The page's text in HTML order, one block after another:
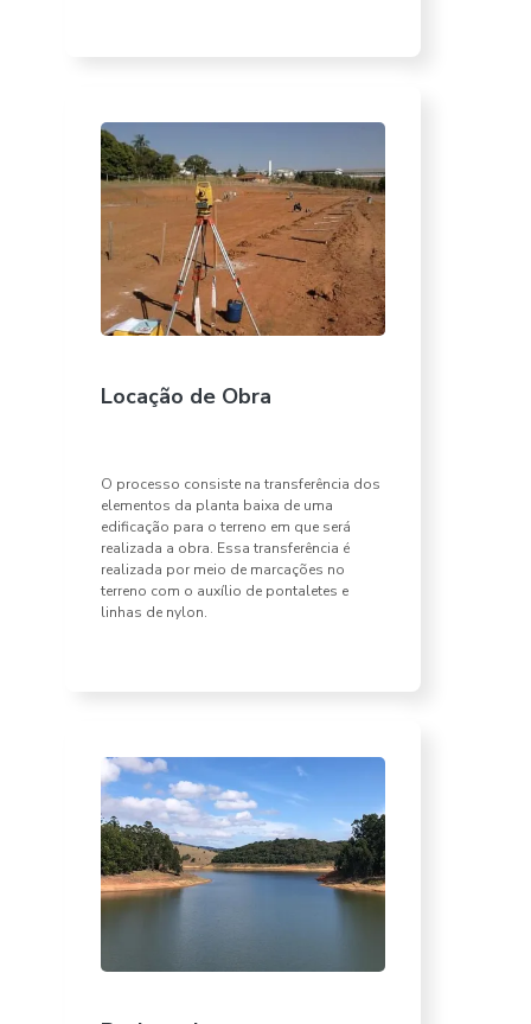
Locação de Obra
O processo consiste na transferência dos
elementos da planta baixa de uma
edificação para o terreno em que será
realizada a obra. Essa transferência é
realizada por meio de marcações no
terreno com o auxílio de pontaletes e
linhas de nylon.